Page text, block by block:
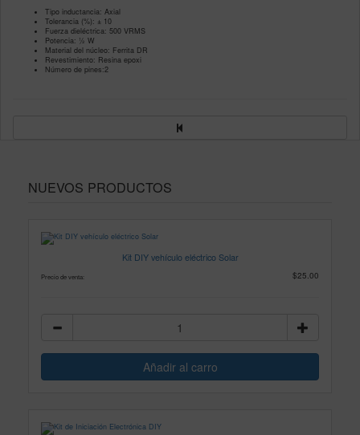
Tipo inductancia: Axial
Tolerancia (%): ± 10
Fuerza dieléctrica: 500 VRMS
Potencia: ½ W
Material del núcleo: Ferrita DR
Revestimiento: Resina epoxi
Número de pines:2
NUEVOS PRODUCTOS
Kit DIY vehículo eléctrico Solar
Precio de venta: $25.00